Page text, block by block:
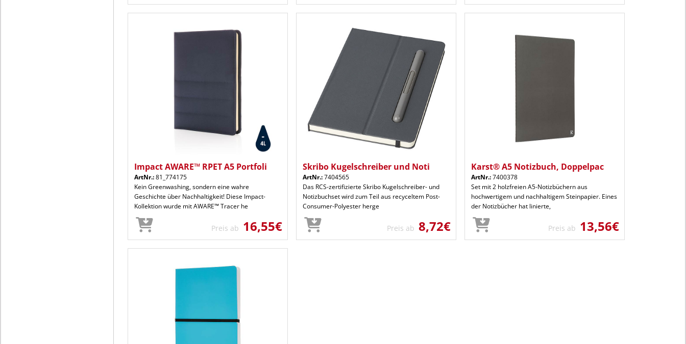
Impact AWARE™ RPET A5 Portfoli
ArtNr.:81_774175
Kein Greenwashing, sondern eine wahre
Geschichte über Nachhaltigkeit! Diese Impact-
Kollektion wurde mit AWARE™ Tracer he
Preis ab 16,55€
Skribo Kugelschreiber und Noti
ArtNr.:7404565
Das RCS-zertifizierte Skribo Kugelschreiber- und
Notizbuchset wird zum Teil aus recyceltem Post-
Consumer-Polyester herge
Preis ab 8,72€
Karst® A5 Notizbuch, Doppelpac
ArtNr.:7400378
Set mit 2 holzfreien A5-Notizbüchern aus
hochwertigem und nachhaltigem Steinpapier. Eines
der Notizbücher hat linierte,
Preis ab 13,56€